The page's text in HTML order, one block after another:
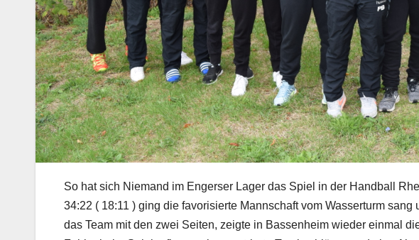
So hat sich Niemand im Engerser Lager das Spiel in der Handball
34:22 ( 18:11 ) ging die favorisierte Mannschaft vom Wasserturm
das Team mit den zwei Seiten, zeigte in Bassenheim wieder einmal